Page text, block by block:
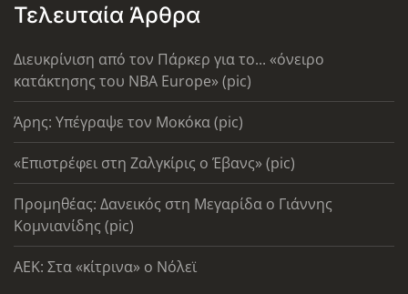
Τελευταία Άρθρα
Διευκρίνιση από τον Πάρκερ για το... «όνειρο
κατάκτησης του ΝΒΑ Europe» (pic)
Άρης: Υπέγραψε τον Μοκόκα (pic)
«Επιστρέφει στη Ζαλγκίρις ο Έβανς» (pic)
Προμηθέας: Δανεικός στη Μεγαρίδα ο Γιάννης
Κομνιανίδης (pic)
AEK: Στα «κίτρινα» ο Νόλεϊ